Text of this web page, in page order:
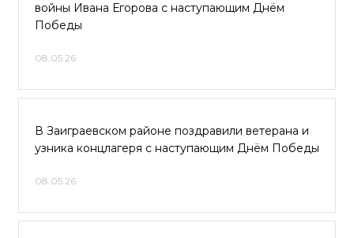
войны Ивана Егорова с наступающим Днём
Победы
08.05.26
В Заиграевском районе поздравили ветерана и
узника концлагеря с наступающим Днём Победы
08.05.26